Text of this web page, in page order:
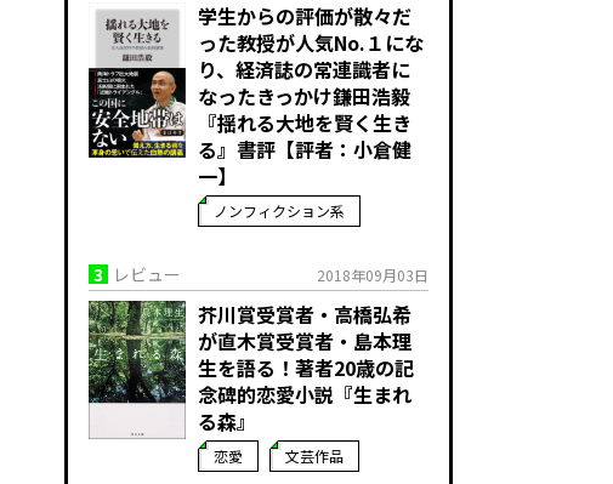
学生からの評価が散々だ
った教授が人気No.１にな
り、経済誌の常連識者に
なったきっかけ――鎌田浩毅
『揺れる大地を賢く生き
る』書評【評者：小倉健
一】
ノンフィクション系
3 レビュー 2018年09月03日
芥川賞受賞者・高橋弘希
が直木賞受賞者・島本理
生を語る！著者20歳の記
念碑的恋愛小説『生まれ
る森』
恋愛 文芸作品